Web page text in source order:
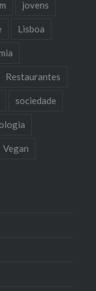
jovens
Lisboa
Restaurantes
sociedade
Vegan